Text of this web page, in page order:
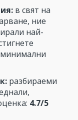
в свят на
ние
най-
минимални
разбираеми
4.7/5